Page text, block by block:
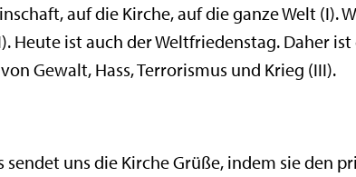
auf die Kirche, auf die ganze Welt (I).
Heute ist auch der Weltfriedenstag. Daher
Gewalt, Hass, Terrorismus und Krieg (III).
sendet uns die Kirche Grüße, indem sie den